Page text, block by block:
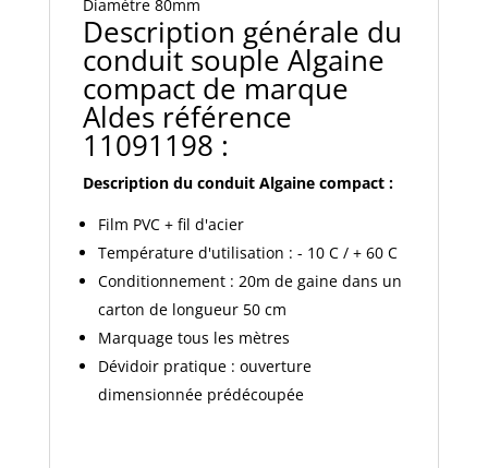
Diamètre 80mm
Description générale du
conduit souple Algaine
compact de marque
Aldes référence
11091198 :
Description du conduit Algaine compact :
Film PVC + fil d'acier
Température d'utilisation : - 10 C / + 60 C
Conditionnement : 20m de gaine dans un
carton de longueur 50 cm
Marquage tous les mètres
Dévidoir pratique : ouverture
dimensionnée prédécoupée